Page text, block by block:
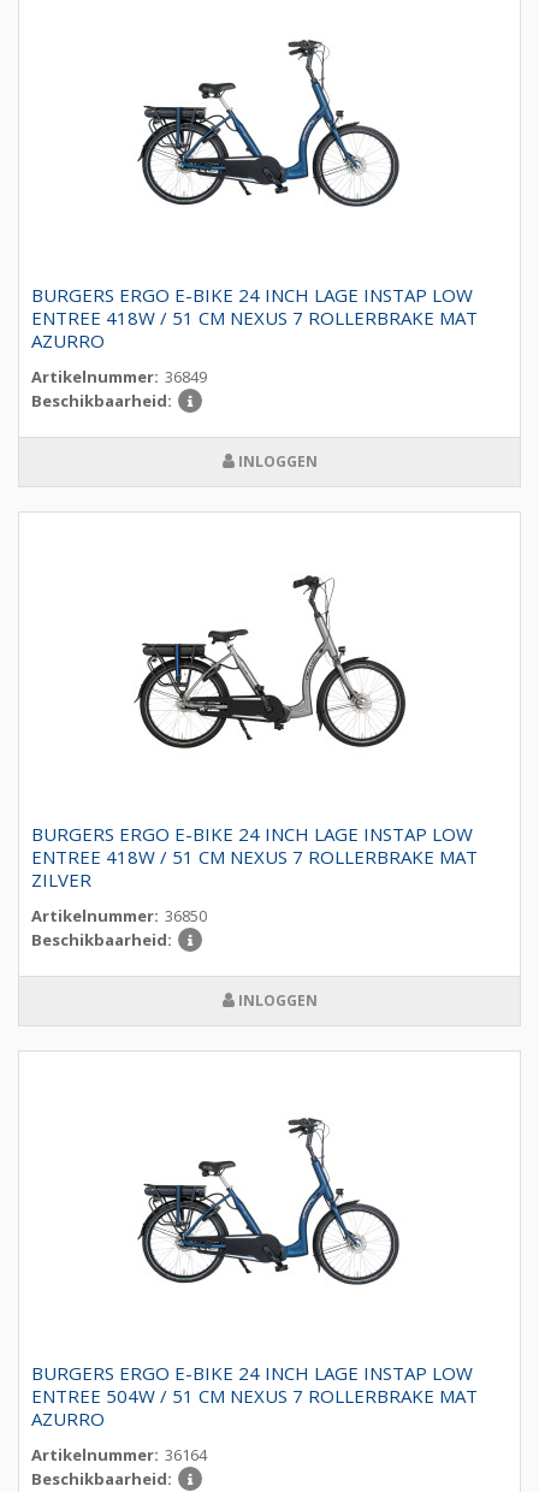
BURGERS ERGO E-BIKE 24 INCH LAGE INSTAP LOW
ENTREE 418W / 51 CM NEXUS 7 ROLLERBRAKE MAT
AZURRO
Artikelnummer: 36849
Beschikbaarheid:
INLOGGEN
BURGERS ERGO E-BIKE 24 INCH LAGE INSTAP LOW
ENTREE 418W / 51 CM NEXUS 7 ROLLERBRAKE MAT
ZILVER
Artikelnummer: 36850
Beschikbaarheid:
INLOGGEN
BURGERS ERGO E-BIKE 24 INCH LAGE INSTAP LOW
ENTREE 504W / 51 CM NEXUS 7 ROLLERBRAKE MAT
AZURRO
Artikelnummer: 36164
Beschikbaarheid: